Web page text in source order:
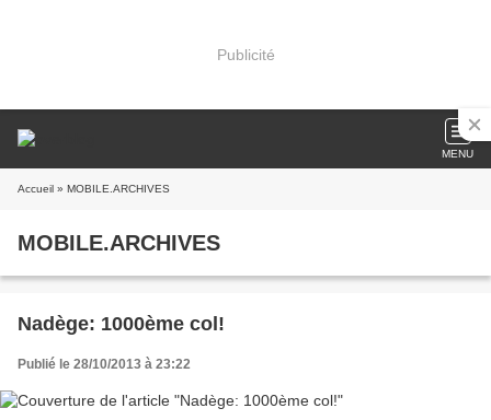
Publicité
MENU
Accueil » MOBILE.ARCHIVES
MOBILE.ARCHIVES
Nadège: 1000ème col!
Publié le 28/10/2013 à 23:22